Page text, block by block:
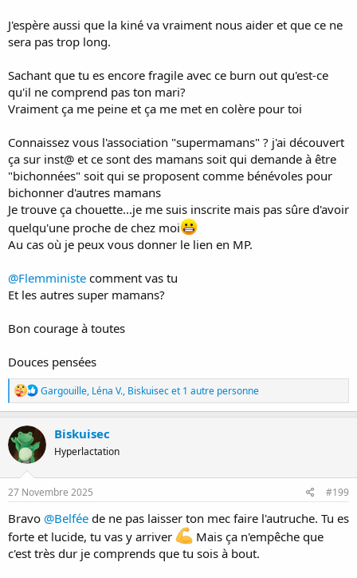
J'espère aussi que la kiné va vraiment nous aider et que ce ne
sera pas trop long.
Sachant que tu es encore fragile avec ce burn out qu'est-ce
qu'il ne comprend pas ton mari?
Vraiment ça me peine et ça me met en colère pour toi
Connaissez vous l'association "supermamans" ? j'ai découvert
ça sur inst@ et ce sont des mamans soit qui demande à être
"bichonnées" soit qui se proposent comme bénévoles pour
bichonner d'autres mamans
Je trouve ça chouette...je me suis inscrite mais pas sûre d'avoir
quelqu'une proche de chez moi
Au cas où je peux vous donner le lien en MP.
@Flemministe comment vas tu
Et les autres super mamans?
Bon courage à toutes
Douces pensées
R
é
a
c
t
i
n
s
Gargouille, Léna V., Biskuisecet 1 autre personne
Biskuisec
Hyperlactation
27 Novembre 2025 #199
Bravo @Belfée de ne pas laisser ton mec faire l'autruche. Tu es
forte et lucide, tu vas y arriver
Mais ça n'empêche que
c'est très dur je comprends que tu sois à bout.